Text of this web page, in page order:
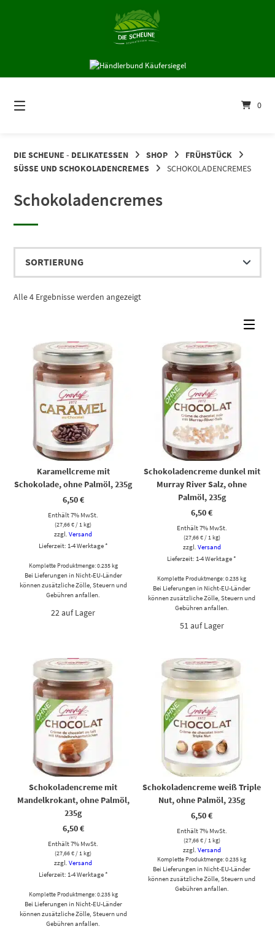
0
DIE SCHEUNE - DELIKATESSEN SHOP
FRÜHSTÜCK
SÜSSE UND SCHOKOLADENCREMES
SCHOKOLADENCREMES
Schokoladencremes
Alle 4 Ergebnisse werden angezeigt
Karamellcreme mit
Schokolade, ohne Palmöl, 235g
6,50€
Enthält 7% MwSt.
(27,66€/ 1 kg)
zzgl.Versand
Lieferzeit: 1-4 Werktage *
Komplette Produktmenge: 0.235 kg
Bei Lieferungen in Nicht-EU-Länder
können zusätzliche Zölle, Steuern und
Gebühren anfallen.
22 auf Lager
Schokoladencreme dunkel mit
Murray River Salz, ohne
Palmöl, 235g
6,50€
Enthält 7% MwSt.
(27,66€/ 1 kg)
zzgl. Versand
Lieferzeit: 1-4 Werktage *
Komplette Produktmenge: 0.235 kg
Bei Lieferungen in Nicht-EU-Länder
können zusätzliche Zölle, Steuern und
Gebühren anfallen.
51 auf Lager
Schokoladencreme mit
Mandelkrokant, ohne Palmöl,
235g
6,50€
Enthält 7% MwSt.
(27,66€/ 1 kg)
zzgl.Versand
Lieferzeit: 1-4 Werktage *
Komplette Produktmenge: 0.235 kg
Bei Lieferungen in Nicht-EU-Länder
können zusätzliche Zölle, Steuern und
Gebühren anfallen.
Schokoladencreme weiß Triple
Nut, ohne Palmöl, 235g
6,50€
Enthält 7% MwSt.
(27,66€/ 1 kg)
zzgl. Versand
Komplette Produktmenge: 0.235 kg
Bei Lieferungen in Nicht-EU-Länder
können zusätzliche Zölle, Steuern und
Gebühren anfallen.